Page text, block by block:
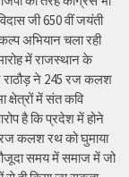
जी 650 वीं जयंती
अभियान चला रही
में राजस्थान के
राठौड़ ने 245 रज कलश
में संत कवि
है कि प्रदेश में होने
रज कलश रथ को घुमाया
समय में समाज में जो